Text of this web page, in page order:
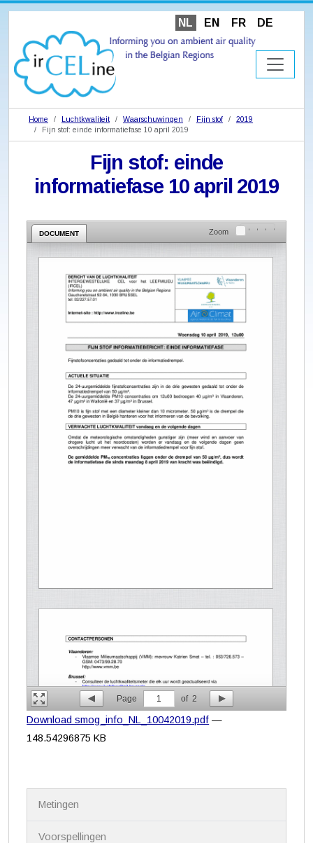
NL EN FR DE
Home Luchtkwaliteit Waarschuwingen Fijn stof
2019
Fijn stof: einde informatiefase 10 april 2019
Fijn stof: einde
informatiefase 10 april 2019
DOCUMENT Zoom
Page 1 of 2
Download smog_info_NL_10042019.pdf —
148.54296875 KB
Metingen
Voorspellingen